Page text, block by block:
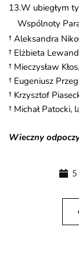
W ubiegłym
Wspólnoty
† Aleksandra
† Elżbieta
† Mieczysław
† Eugeniusz
† Krzysztof
† Michał Patocki,
Wieczny